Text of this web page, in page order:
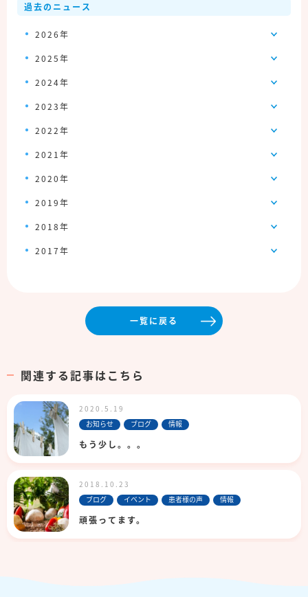
過去のニュース
2026年
2025年
2024年
2023年
2022年
2021年
2020年
2019年
2018年
2017年
一覧に戻る
関連する記事はこちら
2020.5.19
お知らせ
ブログ 情報
もう少し。。。
2018.10.23
ブログ
イベント 患者様の声 情報
頑張ってます。